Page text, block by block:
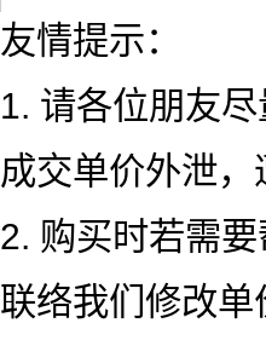
友情提示：
1. 请各位朋友
成交单价外泄
2. 购买时若需
联络我们修改